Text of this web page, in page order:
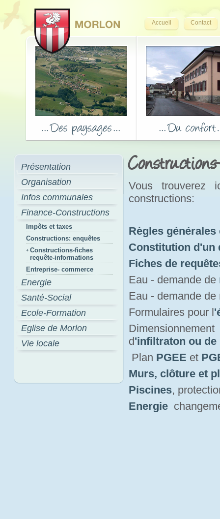
Accueil Contact
Présentation
Organisation
Infos communales
Finance-Constructions
Impôts et taxes
Constructions: enquêtes
Constructions-fiches
requête-informations
Entreprise- commerce
Energie
Santé-Social
Ecole-Formation
Eglise de Morlon
Vie locale
Vous trouverez
constructions:
Règles
Constitution d'un
Fiches de
Eau - demande de
Eau - demande
Formulaires pour l
d'infiltraton ou de
Plan PGEE et
Murs, clôture et
Piscines,
Energie